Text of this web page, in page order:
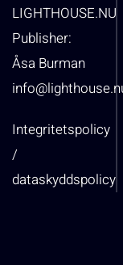
LIGHTHOUSE.NU
Publisher:
Åsa Burman
Integritetspolicy
/
dataskyddspolicy